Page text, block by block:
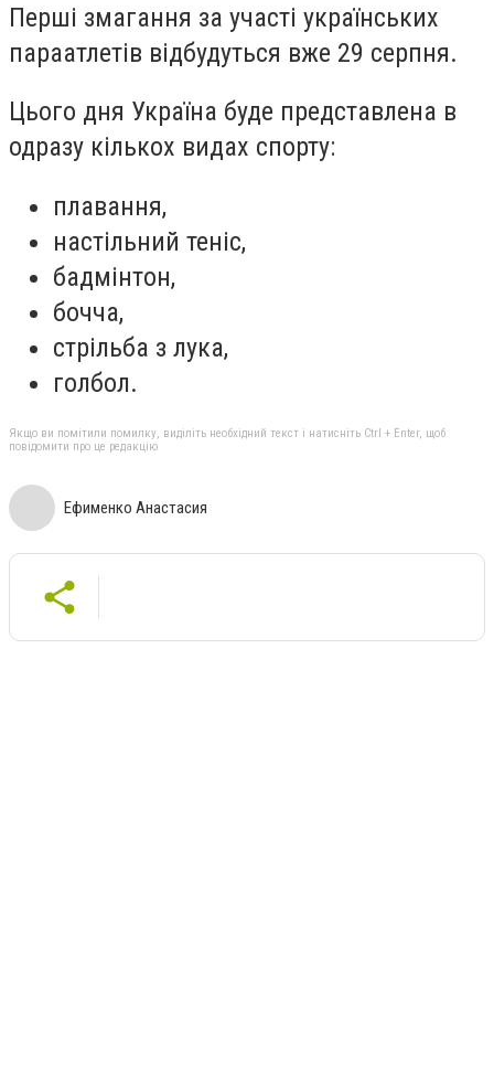
Перші змагання за участі українських
параатлетів відбудуться вже 29 серпня.
Цього дня Україна буде представлена в
одразу кількох видах спорту:
плавання,
настільний теніс,
бадмінтон,
бочча,
стрільба з лука,
голбол.
Якщо ви помітили помилку, виділіть необхідний текст і натисніть Ctrl + Enter, щоб
повідомити про це редакцію
Ефименко Анастасия